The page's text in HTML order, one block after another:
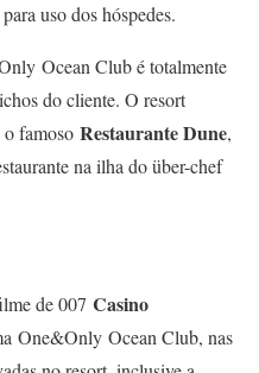
uso dos hóspedes.
Ocean Club é totalmente
do cliente. O resort
famoso Restaurante Dune,
na ilha do über-chef
de 007 Casino
One&Only Ocean Club, nas